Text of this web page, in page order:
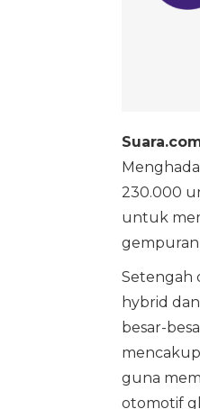
230.000
untuk
gempuran
Setengah
hybrid
besar-
guna
otomotif